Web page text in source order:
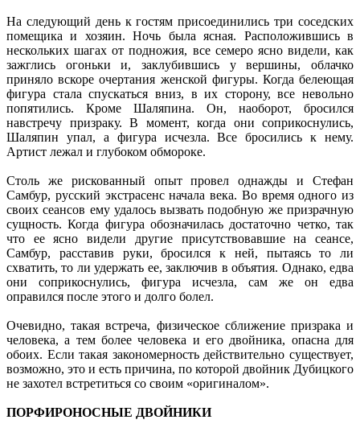
На следующий день к гостям присоединились три соседских
помещика и хозяин. Ночь была ясная. Расположившись в
нескольких шагах от подножия, все семеро ясно видели, как
зажглись огоньки и, заклубившись у вершины, облачко
приняло вскоре очертания женской фигуры. Когда белеющая
фигура стала спускаться вниз, в их сторону, все невольно
попятились. Кроме Шаляпина. Он, наоборот, бросился
навстречу призраку. В момент, когда они соприкоснулись,
Шаляпин упал, а фигура исчезла. Все бросились к нему.
Артист лежал и глубоком обмороке.
Столь же рискованный опыт провел однажды и Стефан
Самбур, русский экстрасенс начала века. Во время одного из
своих сеансов ему удалось вызвать подобную же призрачную
сущность. Когда фигура обозначилась достаточно четко, так
что ее ясно видели другие присутствовавшие на сеансе,
Самбур, расставив руки, бросился к ней, пытаясь то ли
схватить, то ли удержать ее, заключив в объятия. Однако, едва
они соприкоснулись, фигура исчезла, сам же он едва
оправился после этого и долго болел.
Очевидно, такая встреча, физическое сближение призрака и
человека, а тем более человека и его двойника, опасна для
обоих. Если такая закономерность действительно существует,
возможно, это и есть причина, по которой двойник Дубицкого
не захотел встретиться со своим «оригиналом».
ПОРФИРОНОСНЫЕ ДВОЙНИКИ